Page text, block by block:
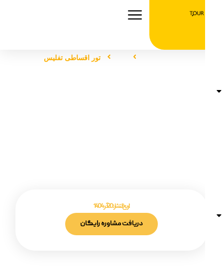
تور تور اقساطی تفلیس
20 آذر 1404
دریافت مشاوره رایگان